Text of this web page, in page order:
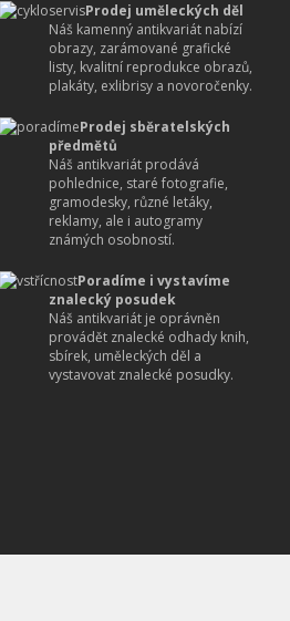
Prodej uměleckých děl
Náš kamenný antikvariát nabízí
obrazy, zarámované grafické
listy, kvalitní reprodukce obrazů,
plakáty, exlibrisy a novoročenky.
Prodej sběratelských
předmětů
Náš antikvariát prodává
pohlednice, staré fotografie,
gramodesky, různé letáky,
reklamy, ale i autogramy
známých osobností.
Poradíme i vystavíme
znalecký posudek
Náš antikvariát je oprávněn
provádět znalecké odhady knih,
sbírek, uměleckých děl a
vystavovat znalecké posudky.